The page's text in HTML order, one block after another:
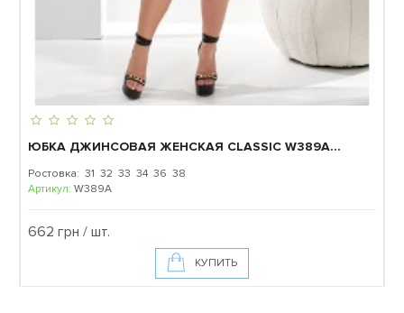
ЮБКА ДЖИНСОВАЯ ЖЕНСКАЯ CLASSIC W389A...
Ростовка: 31 32 33 34 36 38
Артикул: W389A
662 грн / шт.
КУПИТЬ